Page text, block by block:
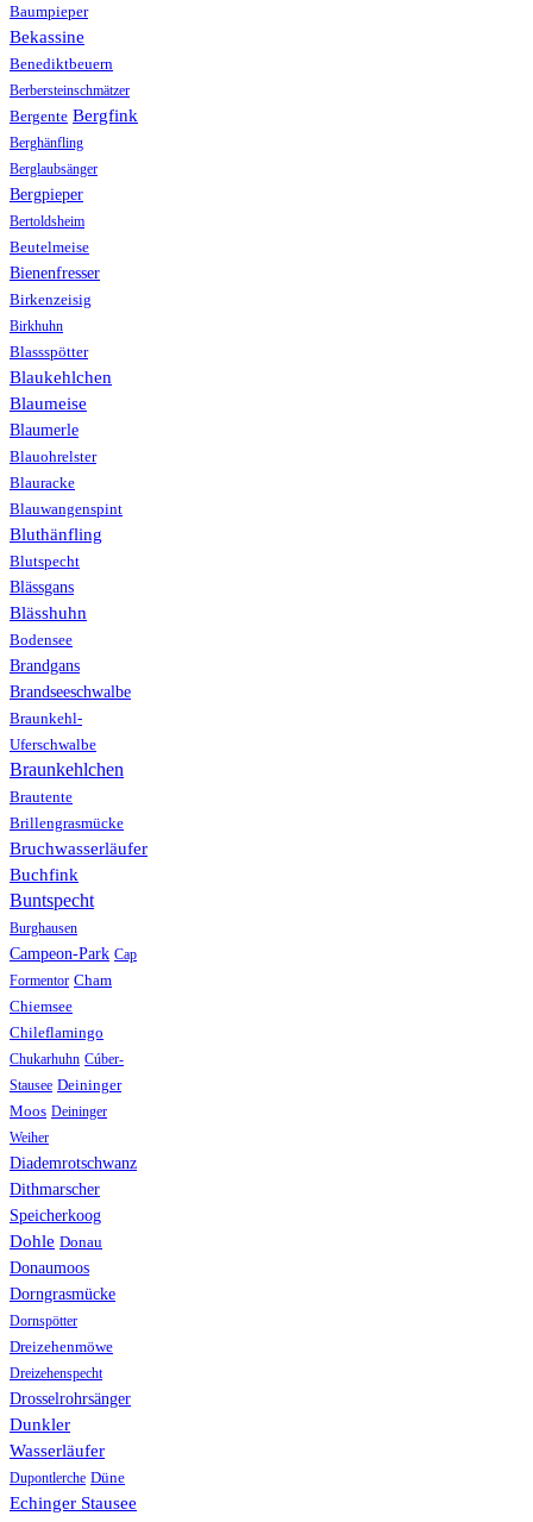
Baumpieper
Bekassine
Benediktbeuern
Berbersteinschmätzer
Bergente Bergfink
Berghänfling
Berglaubsänger
Bergpieper
Bertoldsheim
Beutelmeise
Bienenfresser
Birkenzeisig
Birkhuhn
Blassspötter
Blaukehlchen
Blaumeise
Blaumerle
Blauohrelster
Blauracke
Blauwangenspint
Bluthänfling
Blutspecht
Blässgans
Blässhuhn
Bodensee
Brandgans
Brandseeschwalbe
Braunkehl-
Uferschwalbe
Braunkehlchen
Brautente
Brillengrasmücke
Bruchwasserläufer
Buchfink
Buntspecht
Burghausen
Campeon-Park Cap
Formentor Cham
Chiemsee
Chileflamingo
Chukarhuhn Cúber-
Stausee Deininger
Moos Deininger
Weiher
Diademrotschwanz
Dithmarscher
Speicherkoog
Dohle Donau
Donaumoos
Dorngrasmücke
Dornspötter
Dreizehenmöwe
Dreizehenspecht
Drosselrohrsänger
Dunkler
Wasserläufer
Dupontlerche Düne
Echinger Stausee